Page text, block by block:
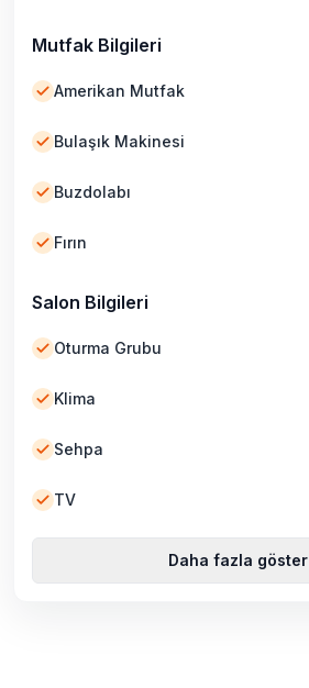
Mutfak Bilgileri
Amerikan Mutfak
Bulaşık Makinesi
Buzdolabı
Fırın
Salon Bilgileri
Oturma Grubu
Klima
Sehpa
TV
Daha fazla göster